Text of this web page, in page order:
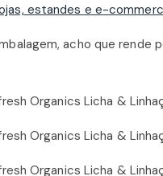
estandes e e-
acho que